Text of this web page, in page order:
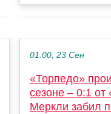
01:00, 23 Сен
«Торпедо»
сезоне – 0:1
Меркли забил